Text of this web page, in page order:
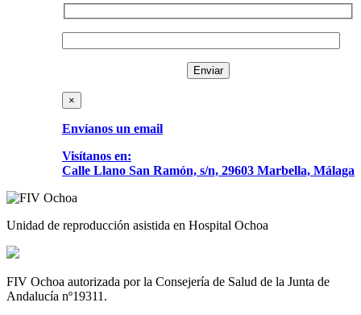
×
Envíanos un email
Visítanos en:
Calle Llano San Ramón, s/n, 29603 Marbella, Málaga
Unidad de reproducción asistida en Hospital Ochoa
FIV Ochoa autorizada por la Consejería de Salud de la Junta de
Andalucía nº19311.